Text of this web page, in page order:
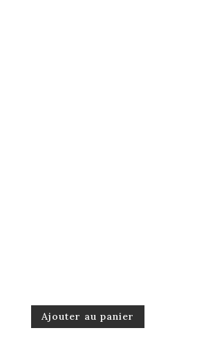
Ajouter au panier